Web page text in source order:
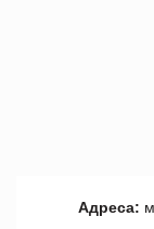
Адреса: